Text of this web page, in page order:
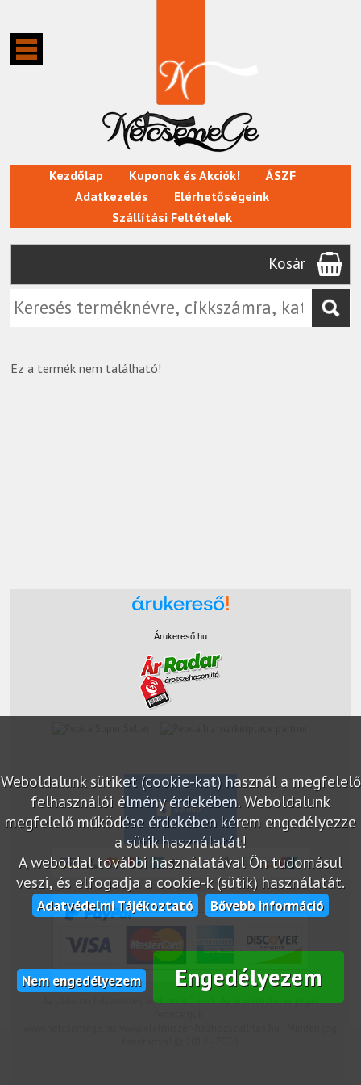
Kezdőlap Kuponok és Akciók!
ÁSZF
Adatkezelés
Elérhetőségeink
Szállítási Feltételek
Kosár
Ez a termék nem található!
Weboldalunk sütiket (cookie-kat) használ a megfelelő
felhasználói élmény érdekében. Weboldalunk
megfelelő működése érdekében kérem engedélyezze
a sütik használatát!
A weboldal további használatával Ön tudomásul
veszi, és elfogadja a cookie-k (sütik) használatát.
Adatvédelmi Tájékoztató Bővebb információ
Nem engedélyezem Engedélyezem
Árukereső.hu
Az oldalon feltüntetek árak bruttó árak. Az árváltoztatás jogát